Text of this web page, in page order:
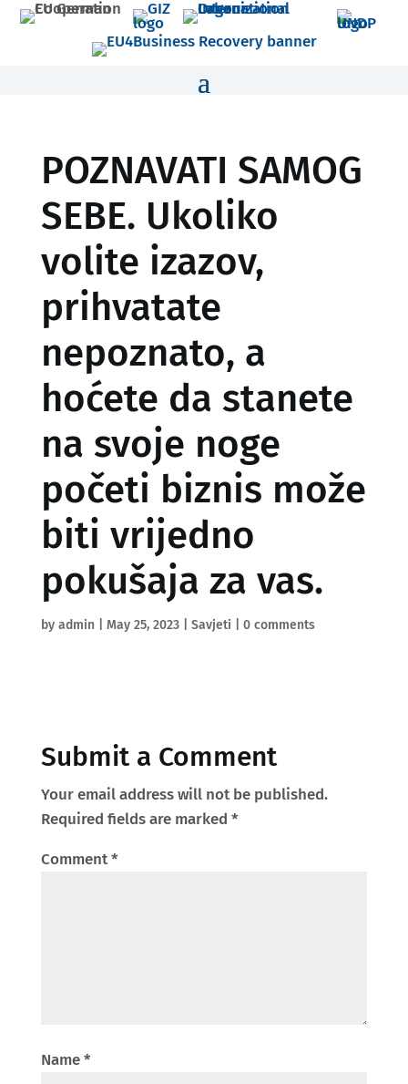
POZNAVATI SAMOG
SEBE. Ukoliko
volite izazov,
prihvatate
nepoznato, a
hoćete da stanete
na svoje noge
početi biznis može
biti vrijedno
pokušaja za vas.
by admin May 25, 2023| Savjeti 0 comments
Submit a Comment
Your email address will not be published.
Required fields are marked *
Comment*
Name*